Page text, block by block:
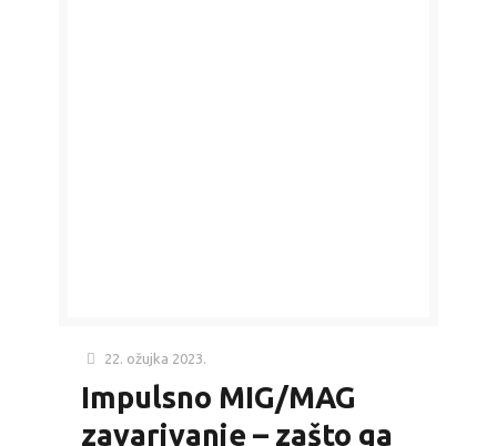
22. ožujka 2023.
Impulsno MIG/MAG
zavarivanje – zašto ga